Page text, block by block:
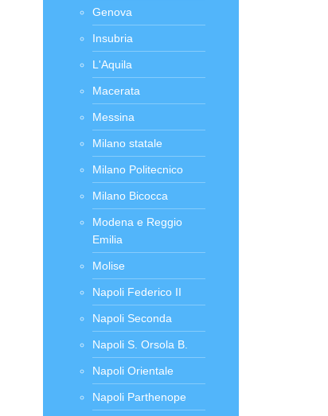
Genova
Insubria
L'Aquila
Macerata
Messina
Milano statale
Milano Politecnico
Milano Bicocca
Modena e Reggio
Emilia
Molise
Napoli Federico II
Napoli Seconda
Napoli S. Orsola B.
Napoli Orientale
Napoli Parthenope